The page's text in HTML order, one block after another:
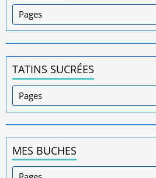
TATINS SUCRÉES
MES BUCHES